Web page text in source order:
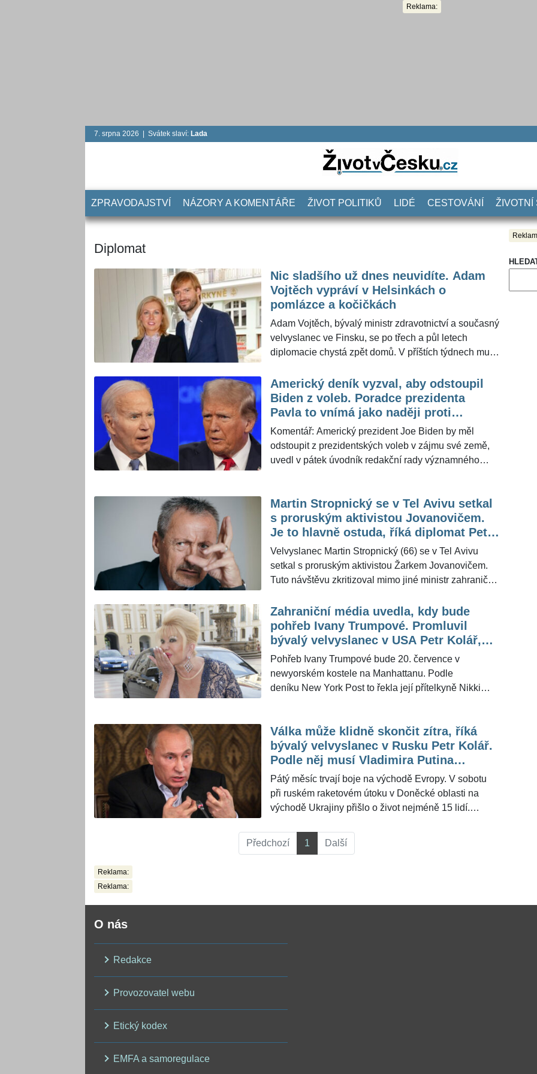
Reklama:
7. srpna 2026 | Svátek slaví: Lada
ZPRAVODAJSTVÍ NÁZORY A KOMENTÁŘE ŽIVOT POLITIKŮ LIDÉ CESTOVÁNÍ ŽIVOTNÍ
Diplomat
Nic sladšího už dnes neuvidíte. Adam
Vojtěch vypráví v Helsinkách o
pomlázce a kočičkách
Adam Vojtěch, bývalý ministr zdravotnictví a současný
velvyslanec ve Finsku, se po třech a půl letech
diplomacie chystá zpět domů. V příštích týdnech mu
se k politickým ambicím – na podzim bude kandidovat
za hnutí ANO v Jihočeském kraji. A pokud hnutí ve
volbách uspěje, není vyloučeno, že se Vojtěch znovu
Velikonoce ještě strávil za polárním kruhem, na české
tradice nezapomíná. Na sociální síti o tom informoval
obzvlášť laskavým až lepkavým způsobem. O jeho
Havlíček.
Americký deník vyzval, aby odstoupil
Biden z voleb. Poradce prezidenta
Pavla to vnímá jako naději proti
Trumpismu
Komentář: Americký prezident Joe Biden by měl
odstoupit z prezidentských voleb v zájmu své země,
uvedl v pátek úvodník redakční rady významného
exprezidentem Donaldem Trumpem. Redakce v
souvislosti s tím oslovila člena poradního panelu
hlavy státu a bývalého ostříleného diplomata mimo
jiné v USA Petra Koláře. Z jeho slov vyplynulo, že
takový krok by byl »nadějí na poražení takzvaného
Trumpismu«.
Martin Stropnický se v Tel Avivu setkal
s proruským aktivistou Jovanovičem.
Je to hlavně ostuda, říká diplomat Petr
Kolář
Velvyslanec Martin Stropnický (66) se v Tel Avivu
setkal s proruským aktivistou Žarkem Jovanovičem.
Tuto návštěvu zkritizoval mimo jiné ministr zahraničí
diplomat Petr Kolář odpověděl na otázku, zda muži,
který se právě rozvádí s herečkou Veronikou Žilkovou
(61), hrozí nějaký postih. "Myslím, že to bude
Zahraniční média uvedla, kdy bude
pohřeb Ivany Trumpové. Promluvil
bývalý velvyslanec v USA Petr Kolář,
který se s ní setkal. Dojem na něj
neudělala, přiznal
Pohřeb Ivany Trumpové bude 20. července v
newyorském kostele na Manhattanu. Podle
deníku New York Post to řekla její přítelkyně Nikki
který se s bývalou manželkou amerického
exprezidenta Donalda Trumpa (76) osobně setkal.
"Na posledním rozloučení nebudu, nepatřím mezi její
blízké. Ale jednou jsem se s ní setkal," uvedl.
Válka může klidně skončit zítra, říká
bývalý velvyslanec v Rusku Petr Kolář.
Podle něj musí Vladimira Putina
přesvědčit nevýhodné úskalí konfliktu
Pátý měsíc trvají boje na východě Evropy. V sobotu
při ruském raketovém útoku v Doněcké oblasti na
východě Ukrajiny přišlo o život nejméně 15 lidí.
se zřítil, tvrdí místní úřady. Pět osob se zatím podařilo
délka trvání konfliktu bude zejména záležet na
Předchozí 1 Další
Reklama:
Reklama:
O nás
Redakce
Provozovatel webu
Etický kodex
EMFA a samoregulace